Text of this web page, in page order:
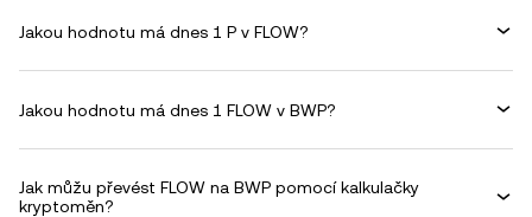
Jakou hodnotu má dnes 1 P v FLOW?
Jakou hodnotu má dnes 1 FLOW v BWP?
Jak můžu převést FLOW na BWP pomocí kalkulačky
kryptoměn?